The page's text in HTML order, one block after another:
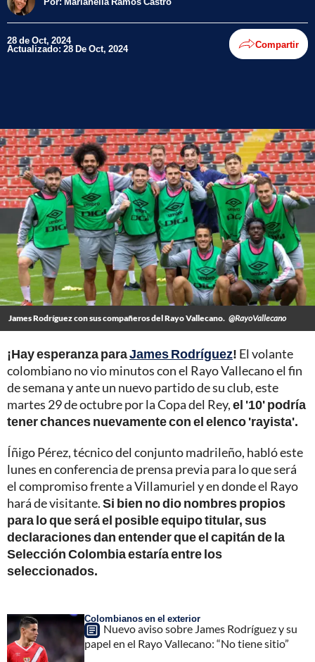
28 de Oct, 2024
Actualizado: 28 De Oct, 2024 Compartir
James Rodríguez con sus compañeros del Rayo Vallecano. @RayoVallecano
¡Hay esperanza paraJames Rodríguez! El volante
colombiano no vio minutos con el Rayo Vallecano el fin
de semana y ante un nuevo partido de su club, este
martes 29 de octubre por la Copa del Rey,el '10' podría
tener chances nuevamente con el elenco 'rayista'.
Íñigo Pérez, técnico del conjunto madrileño, habló este
lunes en conferencia de prensa previa para lo que será
el compromiso frente a Villamuriel y en donde el Rayo
hará de visitante.Si bien no dio nombres propios
para lo que será el posible equipo titular, sus
declaraciones dan entender que el capitán de la
Selección Colombia estaría entre los
seleccionados.
Colombianos en el exterior
Nuevo aviso sobre James Rodríguez y su
papel en el Rayo Vallecano: “No tiene sitio”